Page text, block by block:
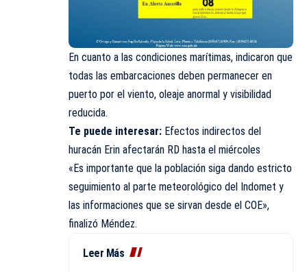
En cuanto a las condiciones marítimas, indicaron que
todas las embarcaciones deben permanecer en
puerto por el viento, oleaje anormal y visibilidad
reducida.
Te puede interesar: Efectos indirectos del
huracán Erin afectarán RD hasta el miércoles
«Es importante que la población siga dando estricto
seguimiento al parte meteorológico del Indomet y
las informaciones que se sirvan desde el COE»,
finalizó Méndez.
Leer Más